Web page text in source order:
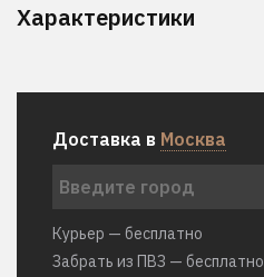
Характеристики
Доставка в Москва
Курьер — бесплатно
Забрать из ПВЗ — бесплатно